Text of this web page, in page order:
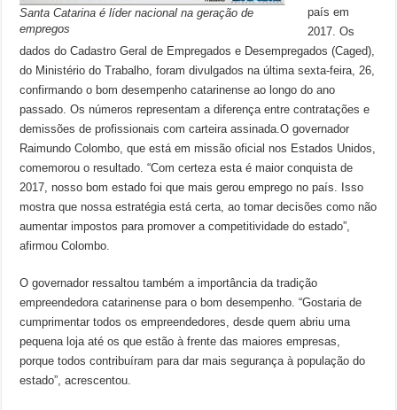
Santa Catarina é líder nacional na geração de
empregos
país em
2017. Os
dados do Cadastro Geral de Empregados e Desempregados (Caged),
do Ministério do Trabalho, foram divulgados na última sexta-feira, 26,
confirmando o bom desempenho catarinense ao longo do ano
passado. Os números representam a diferença entre contratações e
demissões de profissionais com carteira assinada.O governador
Raimundo Colombo, que está em missão oficial nos Estados Unidos,
comemorou o resultado. “Com certeza esta é maior conquista de
2017, nosso bom estado foi que mais gerou emprego no país. Isso
mostra que nossa estratégia está certa, ao tomar decisões como não
aumentar impostos para promover a competitividade do estado”,
afirmou Colombo.
O governador ressaltou também a importância da tradição
empreendedora catarinense para o bom desempenho. “Gostaria de
cumprimentar todos os empreendedores, desde quem abriu uma
pequena loja até os que estão à frente das maiores empresas,
porque todos contribuíram para dar mais segurança à população do
estado”, acrescentou.